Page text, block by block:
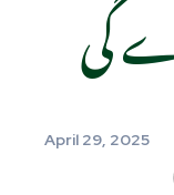
گی
April 29, 2025